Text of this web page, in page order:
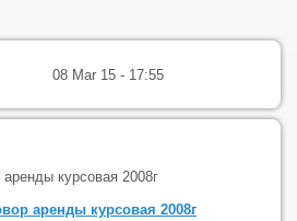
08 Mar 15 - 17:55
аренды курсовая 2008г
аренды курсовая 2008г